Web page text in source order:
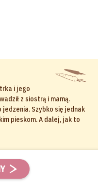
i jego
z siostrą i mamą.
Szybko się jednak
pieskom. A dalej, jak to